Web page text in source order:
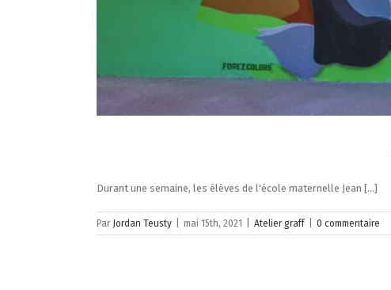
Durant une semaine, les élèves de l'école maternelle Jean [...]
Par Jordan Teusty mai 15th, 2021 Atelier graff 0 commentaire